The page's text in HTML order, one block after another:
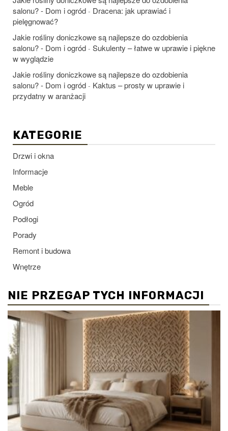
salonu? - Dom i ogród - Dracena: jak uprawiać i
pielęgnować?
Jakie rośliny doniczkowe są najlepsze do ozdobienia
salonu? - Dom i ogród - Sukulenty – łatwe w uprawie i piękne
w wyglądzie
Jakie rośliny doniczkowe są najlepsze do ozdobienia
salonu? - Dom i ogród - Kaktus – prosty w uprawie i
przydatny w aranżacji
KATEGORIE
Drzwi i okna
Informacje
Meble
Ogród
Podłogi
Porady
Remont i budowa
Wnętrze
NIE PRZEGAP TYCH INFORMACJI